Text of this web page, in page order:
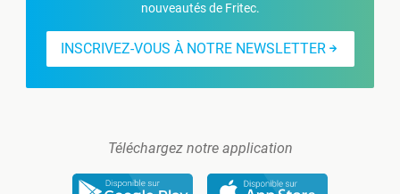
nouveautés de Fritec.
INSCRIVEZ-VOUS À NOTRE NEWSLETTER
Téléchargez notre application